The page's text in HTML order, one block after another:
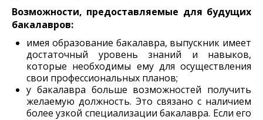
Возможности, предоставляемые для будущих
бакалавров:
имея образование бакалавра, выпускник имеет
достаточный уровень знаний и навыков,
которые необходимы ему для осуществления
свои профессиональных планов;
у бакалавра больше возможностей получить
желаемую должность. Это связано с наличием
более узкой специализации бакалавра. Если его